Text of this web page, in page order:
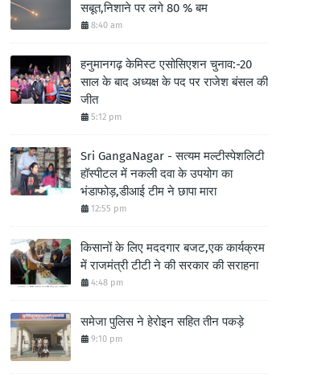
सबूत,निशाने पर लगे 80 % बम
8:40 am
हनुमानगढ़ केमिस्ट एसोसिएशन चुनाव:-20
साल के बाद अध्यक्ष के पद पर राजेश बंसल की
जीत
5:12 pm
Sri GangaNagar - सत्यम मल्टीस्पेशलिटी
हॉस्पीटल में नकली दवा के उपयोग का
भंडाफोड़,डीआई टीम ने छापा मारा
12:55 pm
किसानों के लिए मददगार बजट,एक कार्यक्रम
में राजमंत्री टीटी ने की सरकार की सराहना
4:48 pm
समेजा पुलिस ने हेरोइन सहित तीन पकड़े
9:10 pm